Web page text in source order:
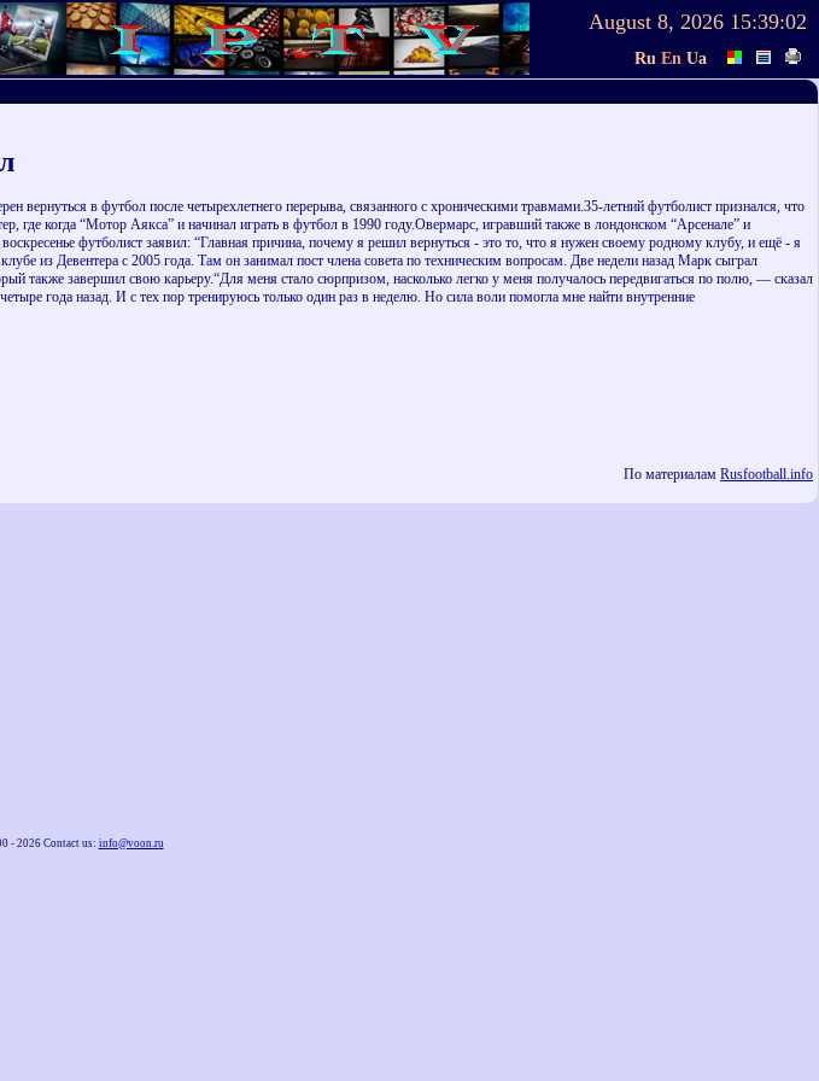
August 8, 2026 15:39:02
Ru En Ua
в футбол после четырехлетнего перерыва, связанного с хроническими травмами.35-летний футболист признался, что
где когда “Мотор Аякса” и начинал играть в футбол в 1990 году.Овермарс, игравший также в лондонском “Арсенале” и
футболист заявил: “Главная причина, почему я решил вернуться - это то, что я нужен своему родному клубу, и ещё - я
из Девентера с 2005 года. Там он занимал пост члена совета по техническим вопросам. Две недели назад Марк сыграл
также завершил свою карьеру.“Для меня стало сюрпризом, насколько легко у меня получалось передвигаться по полю, — сказал
года назад. И с тех пор тренируюсь только один раз в неделю. Но сила воли помогла мне найти внутренние
По материалам Rusfootball.info
- 2026 Contact us: info@voon.ru